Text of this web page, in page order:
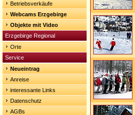
Betriebsverkäufe
Webcams Erzgebirge
Objekte mit Video
Erzgebirge Regional
Orte
Service
Neueintrag
Anreise
interessante Links
Datenschutz
AGBs